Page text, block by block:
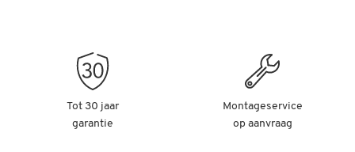
Tot 30 jaar
garantie
Montageservice
op aanvraag